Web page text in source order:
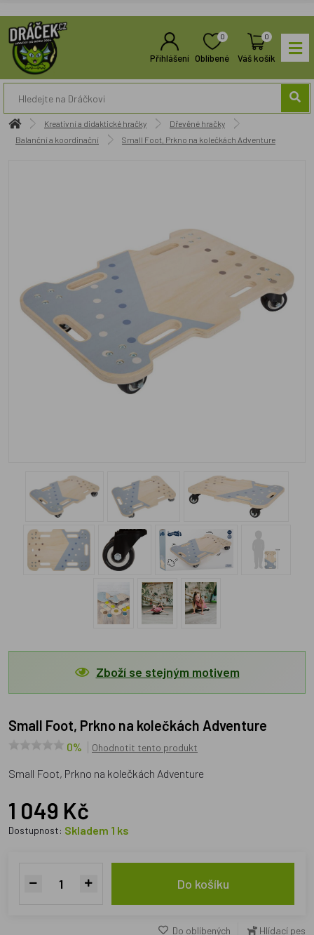
Přihlášení
0
Oblíbené
0
Váš košík
Kreativní a didaktické hračky
Dřevěné hračky
Balanční a koordinační
Small Foot, Prkno na kolečkách Adventure
Zboží se stejným motivem
Small Foot, Prkno na kolečkách Adventure
0% Ohodnotit tento produkt
Small Foot, Prkno na kolečkách Adventure
1 049 Kč
Dostupnost: Skladem 1 ks
Do košíku
Do oblíbených Hlídací pes